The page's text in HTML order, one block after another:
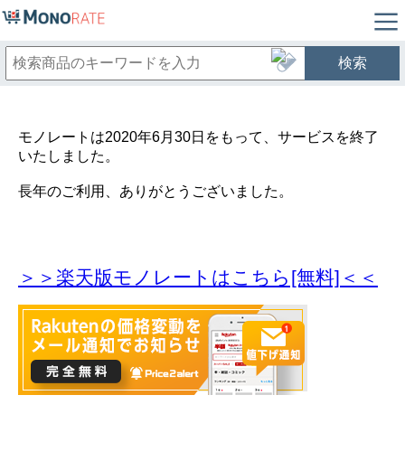
検索
モノレートは2020年6月30日をもって、サービスを終了
いたしました。
長年のご利用、ありがとうございました。
＞＞楽天版モノレートはこちら[無料]＜＜